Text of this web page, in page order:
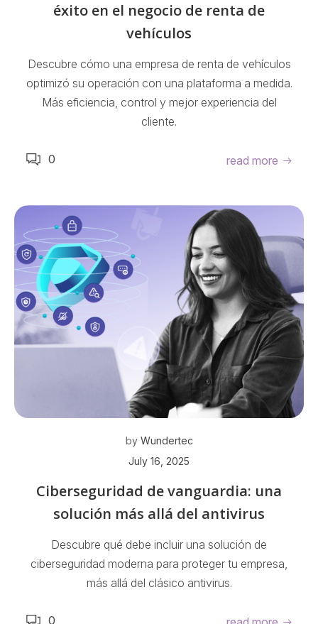
éxito en el negocio de renta de
vehículos
Descubre cómo una empresa de renta de vehículos
optimizó su operación con una plataforma a medida.
Más eficiencia, control y mejor experiencia del
cliente.
0 read more
by Wundertec
July 16, 2025
Ciberseguridad de vanguardia: una
solución más allá del antivirus
Descubre qué debe incluir una solución de
ciberseguridad moderna para proteger tu empresa,
más allá del clásico antivirus.
0